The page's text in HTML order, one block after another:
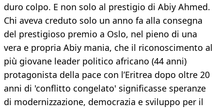
duro colpo. E non solo al prestigio di Abiy Ahmed.
Chi aveva creduto solo un anno fa alla consegna
del prestigioso premio a Oslo, nel pieno di una
vera e propria Abiy mania, che il riconoscimento al
più giovane leader politico africano (44 anni)
protagonista della pace con l’Eritrea dopo oltre 20
anni di 'conflitto congelato' significasse speranze
di modernizzazione, democrazia e sviluppo per il